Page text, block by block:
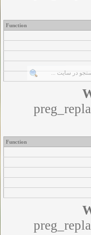
Function
Function